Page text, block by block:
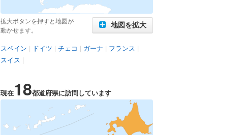
拡大ボタンを押すと地図が
動かせます。
地図を拡大
スペイン | ドイツ | チェコ | ガーナ | フランス |
スイス |
現在18都道府県に訪問しています